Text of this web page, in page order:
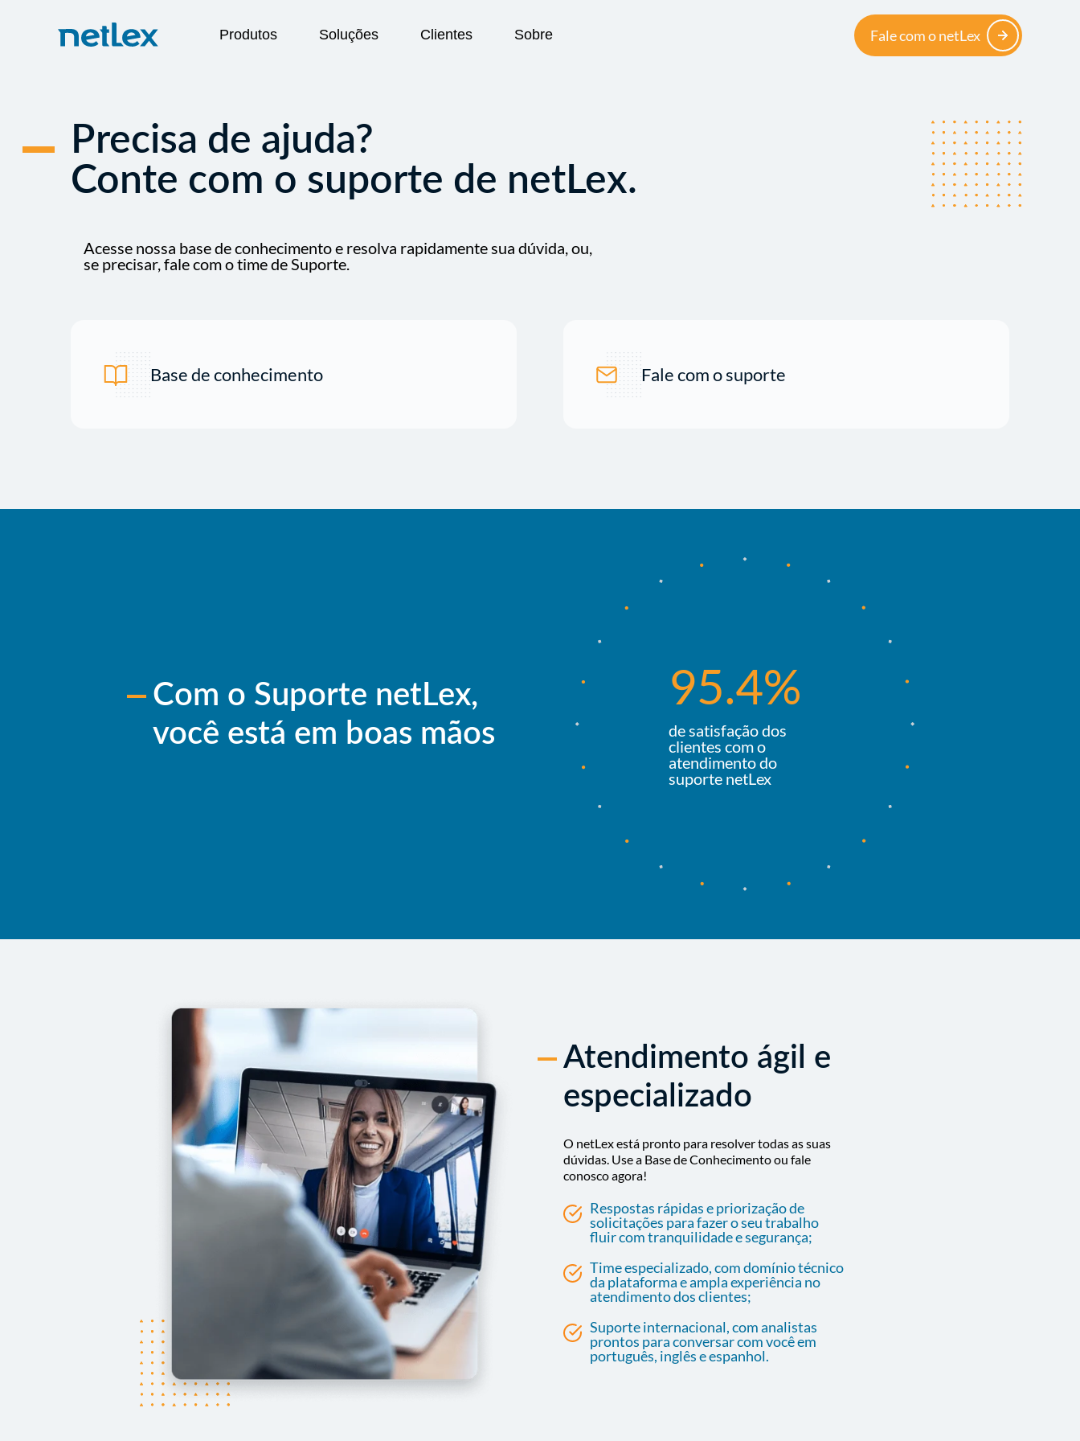
Produtos Soluções Clientes Sobre Fale com o netLex
Precisa de ajuda?
Conte com o suporte de netLex.
Acesse nossa base de conhecimento e resolva rapidamente sua dúvida, ou,
se precisar, fale com o time de Suporte.
Base de conhecimento Fale com o suporte
Com o Suporte netLex,
você está em boas mãos
95.4%
de satisfação dos
clientes com o
atendimento do
suporte netLex
Atendimento ágil e
especializado
O netLex está pronto para resolver todas as suas
dúvidas. Use a Base de Conhecimento ou fale
conosco agora!
Respostas rápidas e priorização de
solicitações para fazer o seu trabalho
fluir com tranquilidade e segurança;
Time especializado, com domínio técnico
da plataforma e ampla experiência no
atendimento dos clientes;
Suporte internacional, com analistas
prontos para conversar com você em
português, inglês e espanhol.